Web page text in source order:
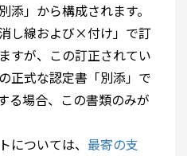
」から構成されます。
し線および×付け」で訂
すが、この訂正されてい
正式な認定書「別添」で
る場合、この書類のみが
については、 最寄の支